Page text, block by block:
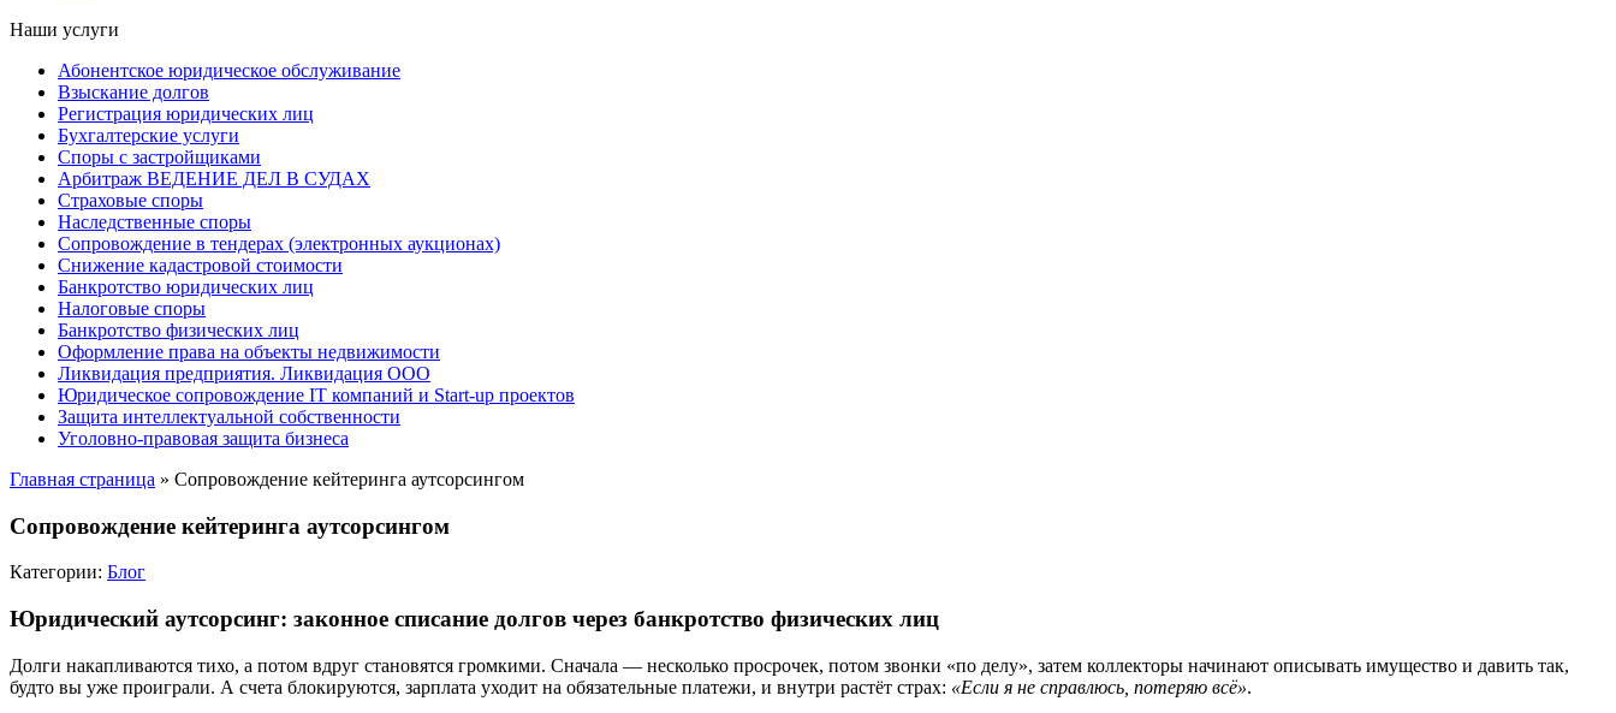
Наши услуги
Абонентское юридическое обслуживание
Взыскание долгов
Регистрация юридических лиц
Бухгалтерские услуги
Споры с застройщиками
Арбитраж ВЕДЕНИЕ ДЕЛ В СУДАХ
Страховые споры
Наследственные споры
Сопровождение в тендерах (электронных аукционах)
Снижение кадастровой стоимости
Банкротство юридических лиц
Налоговые споры
Банкротство физических лиц
Оформление права на объекты недвижимости
Ликвидация предприятия. Ликвидация ООО
Юридическое сопровождение IT компаний и Start-up проектов
Защита интеллектуальной собственности
Уголовно-правовая защита бизнеса
Главная страница » Сопровождение кейтеринга аутсорсингом
Сопровождение кейтеринга аутсорсингом
Категории: Блог
Юридический аутсорсинг: законное списание долгов через банкротство физических лиц
Долги накапливаются тихо, а потом вдруг становятся громкими. Сначала — несколько просрочек, потом звонки «по делу», затем коллекторы начинают описывать имущество и давить так,
будто вы уже проиграли. А счета блокируются, зарплата уходит на обязательные платежи, и внутри растёт страх: «Если я не справлюсь, потеряю всё».